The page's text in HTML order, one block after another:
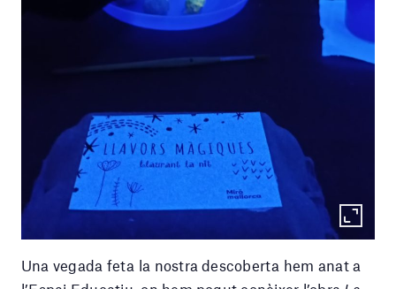
Una vegada feta la nostra descoberta hem anat a